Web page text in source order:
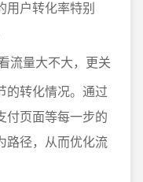
用户转化率特别
流量大不大，更关
的转化情况。通过
付页面等每一步的
路径，从而优化流